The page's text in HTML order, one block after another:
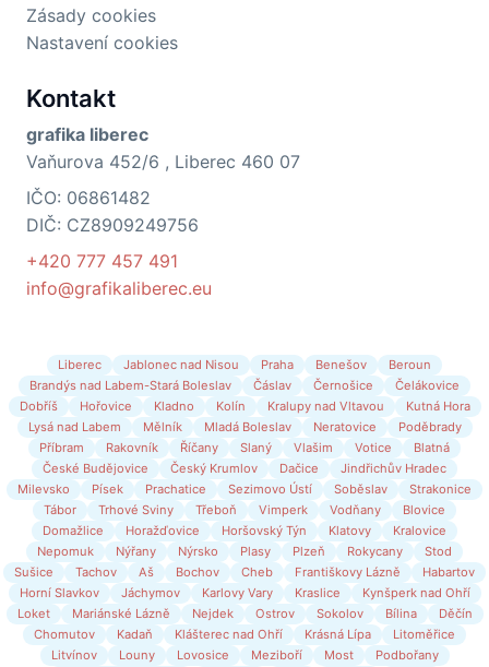
Zásady cookies
Nastavení cookies
Kontakt
grafika liberec
Vaňurova 452/6 , Liberec 460 07
IČO: 06861482
DIČ: CZ8909249756
+420 777 457 491
info@grafikaliberec.eu
Liberec Jablonec nad Nisou Praha Benešov
Beroun
Brandýs nad Labem-Stará Boleslav
Čáslav Černošice
Čelákovice
Dobříš
Hořovice Kladno Kolín Kralupy nad Vltavou
Kutná Hora
Lysá nad Labem
Mělník Mladá Boleslav Neratovice
Poděbrady
Příbram
Rakovník Říčany Slaný Vlašim Votice
Blatná
České Budějovice
Český Krumlov Dačice
Jindřichův Hradec
Milevsko
Písek Prachatice Sezimovo Ústí Soběslav
Strakonice
Tábor
Trhové Sviny Třeboň Vimperk Vodňany
Blovice
Domažlice
Horažďovice Horšovský Týn Klatovy
Kralovice
Nepomuk
Nýřany Nýrsko Plasy Plzeň Rokycany
Stod
Sušice
Tachov Aš Bochov Cheb Františkovy Lázně
Habartov
Horní Slavkov
Jáchymov Karlovy Vary Kraslice
Kynšperk nad Ohří
Loket
Mariánské Lázně Nejdek Ostrov Sokolov Bílina
Děčín
Chomutov
Kadaň Klášterec nad Ohří Krásná Lípa
Litoměřice
Litvínov
Louny Lovosice Meziboří Most
Podbořany